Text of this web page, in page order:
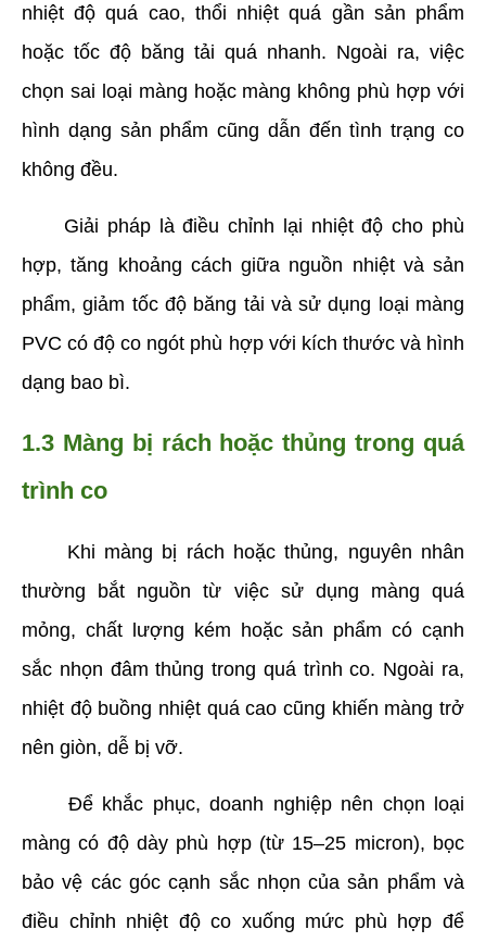
nhiệt độ quá cao, thổi nhiệt quá gần sản phẩm
hoặc tốc độ băng tải quá nhanh. Ngoài ra, việc
chọn sai loại màng hoặc màng không phù hợp với
hình dạng sản phẩm cũng dẫn đến tình trạng co
không đều.
Giải pháp là điều chỉnh lại nhiệt độ cho phù
hợp, tăng khoảng cách giữa nguồn nhiệt và sản
phẩm, giảm tốc độ băng tải và sử dụng loại màng
PVC có độ co ngót phù hợp với kích thước và hình
dạng bao bì.
1.3 Màng bị rách hoặc thủng trong quá
trình co
Khi màng bị rách hoặc thủng, nguyên nhân
thường bắt nguồn từ việc sử dụng màng quá
mỏng, chất lượng kém hoặc sản phẩm có cạnh
sắc nhọn đâm thủng trong quá trình co. Ngoài ra,
nhiệt độ buồng nhiệt quá cao cũng khiến màng trở
nên giòn, dễ bị vỡ.
Để khắc phục, doanh nghiệp nên chọn loại
màng có độ dày phù hợp (từ 15–25 micron), bọc
bảo vệ các góc cạnh sắc nhọn của sản phẩm và
điều chỉnh nhiệt độ co xuống mức phù hợp để